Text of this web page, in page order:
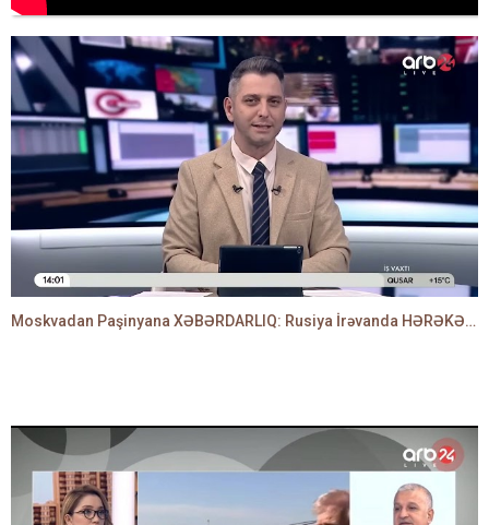
Moskvadan Paşinyana XƏBƏRDARLIQ: Rusiya İrəvanda HƏRƏKƏTƏ KEÇDİ - TAMİLLA QULAMİ danışır